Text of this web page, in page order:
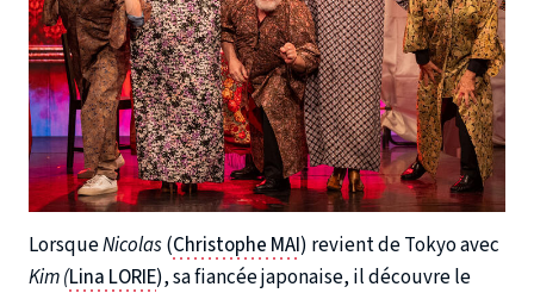
LorsqueNicolas(Christophe MAI) revient de Tokyo avec
Kim (Lina LORIE), sa fiancée japonaise, il découvre le